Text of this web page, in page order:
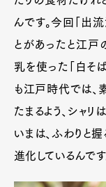
Pen
んです。今回「出
とがあったと江戸
乳を使った「白そ
も江戸時代では、
たまるよう、シャリ
いまは、ふわりと
進化しているんです